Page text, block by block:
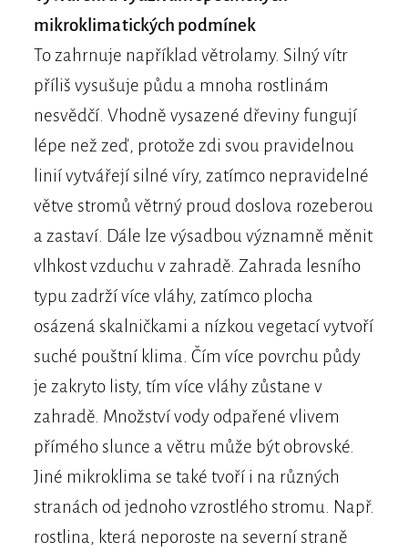
mikroklimatických podmínek
To zahrnuje například větrolamy. Silný vítr
příliš vysušuje půdu a mnoha rostlinám
nesvědčí. Vhodně vysazené dřeviny fungují
lépe než zeď, protože zdi svou pravidelnou
linií vytvářejí silné víry, zatímco nepravidelné
větve stromů větrný proud doslova rozeberou
a zastaví. Dále lze výsadbou významně měnit
vlhkost vzduchu v zahradě. Zahrada lesního
typu zadrží více vláhy, zatímco plocha
osázená skalničkami a nízkou vegetací vytvoří
suché pouštní klima. Čím více povrchu půdy
je zakryto listy, tím více vláhy zůstane v
zahradě. Množství vody odpařené vlivem
přímého slunce a větru může být obrovské.
Jiné mikroklima se také tvoří i na různých
stranách od jednoho vzrostlého stromu. Např.
rostlina, která neporoste na severní straně